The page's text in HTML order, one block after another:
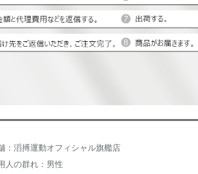
：滔搏運動オフィシャル旗艦店
人の群れ：男性